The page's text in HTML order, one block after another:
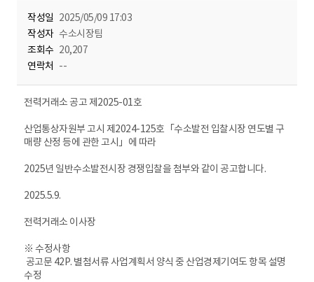
작성일 2025/05/09 17:03
작성자 수소시장팀
조회수 20,207
연락처 --
전력거래소 공고 제2025-01호
산업통상자원부 고시 제2024-125호「수소발전 입찰시장 연도별 구
매량 산정 등에 관한 고시」에 따라
2025년 일반수소발전시장 경쟁입찰을 첨부와 같이 공고합니다.
2025.5.9.
전력거래소 이사장
※ 수정사항
공고문 42P. 별첨서류 사업계획서 양식 중 산업경제기여도 항목 설명
수정